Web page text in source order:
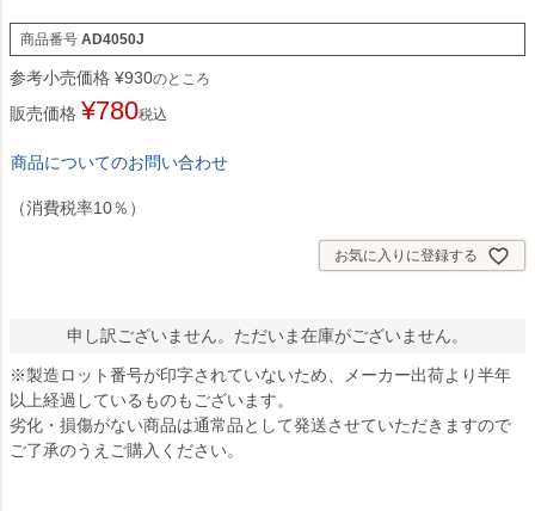
商品番号 AD4050J
参考小売価格 ¥930のところ
販売価格 ¥780税込
商品についてのお問い合わせ
（消費税率10％）
お気に入りに登録する
申し訳ございません。ただいま在庫がございません。
※製造ロット番号が印字されていないため、メーカー出荷より半年
以上経過しているものもございます。
劣化・損傷がない商品は通常品として発送させていただきますので
ご了承のうえご購入ください。